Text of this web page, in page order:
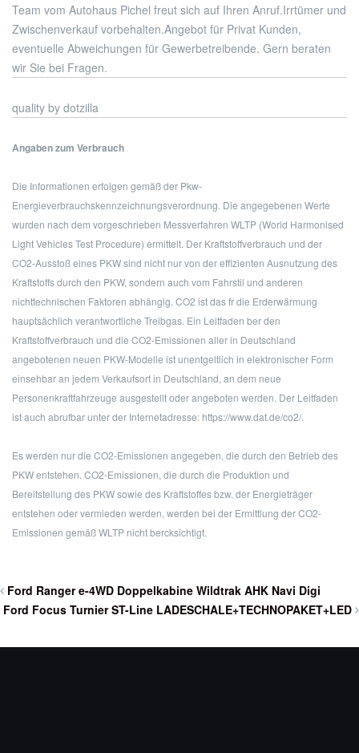
Team vom Autohaus Pichel freut sich auf Ihren Anruf.Irrtümer und
Zwischenverkauf vorbehalten.Angebot für Privat Kunden,
eventuelle Abweichungen für Gewerbetreibende. Gern beraten
wir Sie bei Fragen.
quality by dotzilla
Angaben zum Verbrauch
Die Informationen erfolgen gemäß der Pkw-
Energieverbrauchskennzeichnungsverordnung. Die angegebenen Werte
wurden nach dem vorgeschrieben Messverfahren WLTP (World Harmonised
Light Vehicles Test Procedure) ermittelt. Der Kraftstoffverbrauch und der
CO2-Ausstoß eines PKW sind nicht nur von der effizienten Ausnutzung des
Kraftstoffs durch den PKW, sondern auch vom Fahrstil und anderen
nichttechnischen Faktoren abhängig. CO2 ist das fr die Erderwärmung
hauptsächlich verantwortliche Treibgas. Ein Leitfaden ber den
Kraftstoffverbrauch und die CO2-Emissionen aller in Deutschland
angebotenen neuen PKW-Modelle ist unentgeltlich in elektronischer Form
einsehbar an jedem Verkaufsort in Deutschland, an dem neue
Personenkraftfahrzeuge ausgestellt oder angeboten werden. Der Leitfaden
ist auch abrufbar unter der Internetadresse: https://www.dat.de/co2/.
Es werden nur die CO2-Emissionen angegeben, die durch den Betrieb des
PKW entstehen. CO2-Emissionen, die durch die Produktion und
Bereitstellung des PKW sowie des Kraftstoffes bzw. der Energieträger
entstehen oder vermieden werden, werden bei der Ermittlung der CO2-
Emissionen gemäß WLTP nicht bercksichtigt.
Ford Ranger e-4WD Doppelkabine Wildtrak AHK Navi Digi
Ford Focus Turnier ST-Line LADESCHALE+TECHNOPAKET+LED